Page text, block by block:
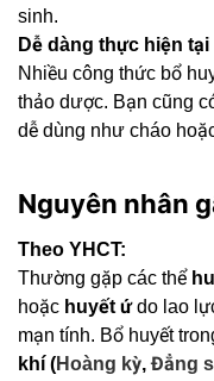
sinh.
Dễ dàng thực hiện tại
Nhiều công thức bổ
thảo dược. Bạn cũng
dễ dùng như cháo
Nguyên nhân
Theo YHCT:
Thường gặp các thể
hoặc huyết ứdo lao
mạn tính. Bổ huyết
khí (Hoàng kỳ,Đẳng